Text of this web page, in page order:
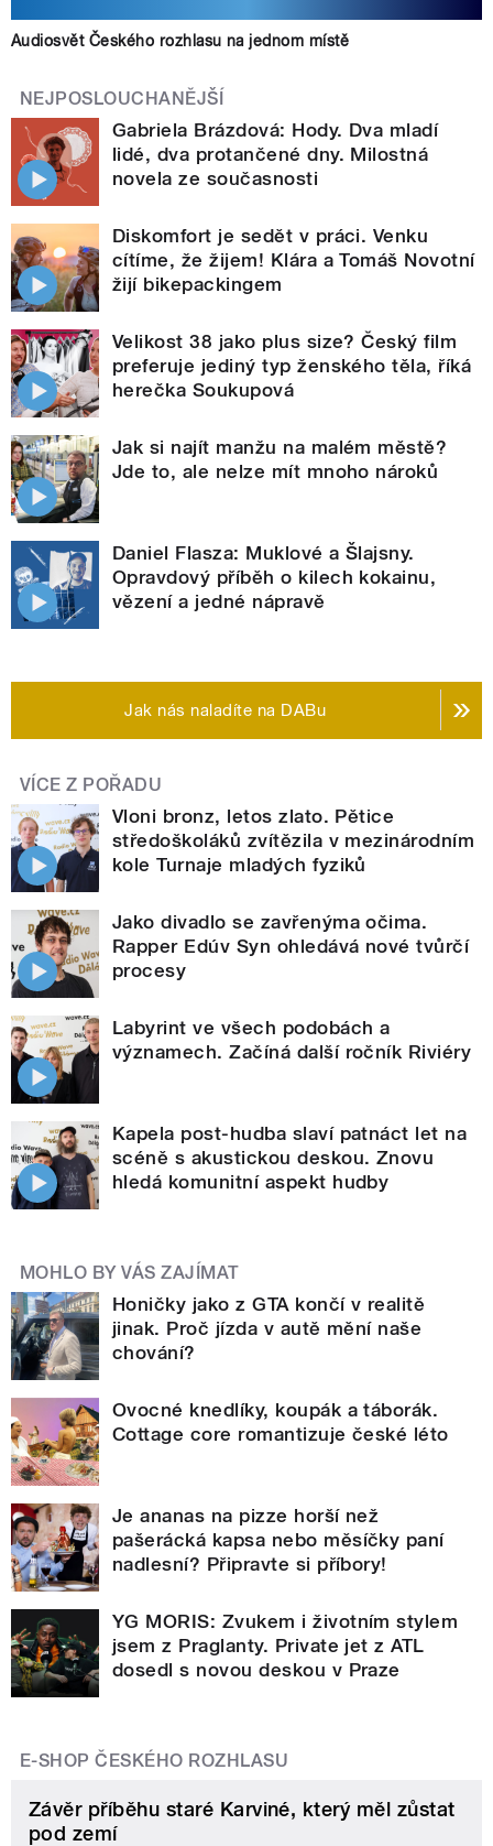
Audiosvět Českého rozhlasu na jednom místě
NEJPOSLOUCHANĚJŠÍ
Gabriela Brázdová: Hody. Dva mladí
lidé, dva protančené dny. Milostná
novela ze současnosti
Diskomfort je sedět v práci. Venku
cítíme, že žijem! Klára a Tomáš Novotní
žijí bikepackingem
Velikost 38 jako plus size? Český film
preferuje jediný typ ženského těla, říká
herečka Soukupová
Jak si najít manžu na malém městě?
Jde to, ale nelze mít mnoho nároků
Daniel Flasza: Muklové a Šlajsny.
Opravdový příběh o kilech kokainu,
vězení a jedné nápravě
Jak nás naladíte na DABu
VÍCE Z POŘADU
Vloni bronz, letos zlato. Pětice
středoškoláků zvítězila v mezinárodním
kole Turnaje mladých fyziků
Jako divadlo se zavřenýma očima.
Rapper Edúv Syn ohledává nové tvůrčí
procesy
Labyrint ve všech podobách a
významech. Začíná další ročník Riviéry
Kapela post-hudba slaví patnáct let na
scéně s akustickou deskou. Znovu
hledá komunitní aspekt hudby
MOHLO BY VÁS ZAJÍMAT
Honičky jako z GTA končí v realitě
jinak. Proč jízda v autě mění naše
chování?
Ovocné knedlíky, koupák a táborák.
Cottage core romantizuje české léto
Je ananas na pizze horší než
pašerácká kapsa nebo měsíčky paní
nadlesní? Připravte si příbory!
YG MORIS: Zvukem i životním stylem
jsem z Praglanty. Private jet z ATL
dosedl s novou deskou v Praze
E-SHOP ČESKÉHO ROZHLASU
Závěr příběhu staré Karviné, který měl zůstat
pod zemí